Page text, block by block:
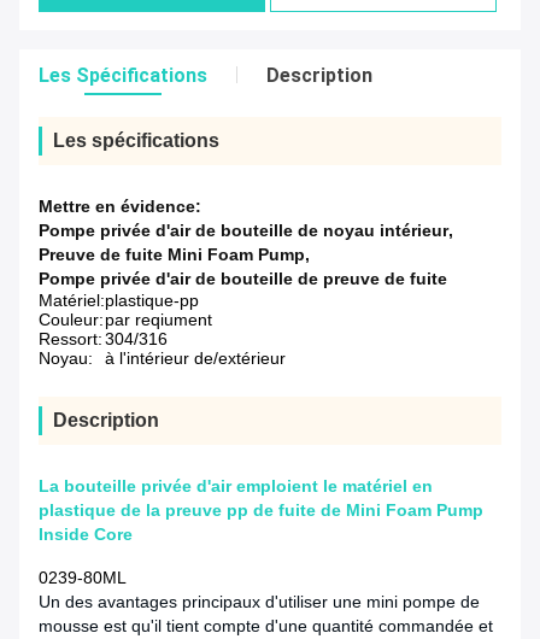
Les Spécifications Description
Les spécifications
Mettre en évidence:
Pompe privée d'air de bouteille de noyau intérieur,
Preuve de fuite Mini Foam Pump,
Pompe privée d'air de bouteille de preuve de fuite
Matériel:plastique-pp
Couleur:par reqiument
Ressort:304/316
Noyau:
à l'intérieur de/extérieur
Description
La bouteille privée d'air emploient le matériel en
plastique de la preuve pp de fuite de Mini Foam Pump
Inside Core
0239-80ML
Un des avantages principaux d'utiliser une mini pompe de
mousse est qu'il tient compte d'une quantité commandée et